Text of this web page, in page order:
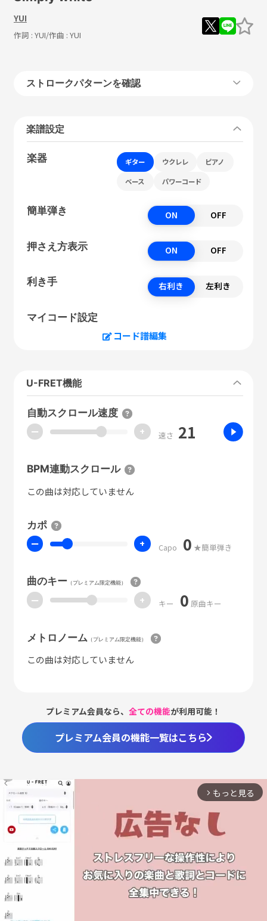
YUI
作詞 : YUI/作曲 : YUI
ストロークパターンを確認
楽譜設定
楽器 ギター ウクレレ ピアノ
ベース パワーコード
簡単弾き ON OFF
押さえ方表示 ON OFF
利き手 右利き 左利き
マイコード設定
コード譜編集
U-FRET機能
自動スクロール速度
ー + 速さ 21
BPM連動スクロール
この曲は対応していません
カポ
ー + Capo 0 ★簡単弾き
曲のキー（プレミアム限定機能）
ー + キー 0 原曲キー
メトロノーム （プレミアム限定機能）
この曲は対応していません
プレミアム会員なら、全ての機能が利用可能！
プレミアム会員の機能一覧はこちら
arrow_forward_ios もっと見る